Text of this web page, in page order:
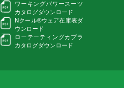
ワーキングパワースーツ
カタログダウンロード
Nクール®ウェア在庫表ダ
ウンロード
ローテーティングカプラ
カタログダウンロード